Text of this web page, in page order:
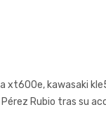
xt600e, kawasaki
Rubio tras su